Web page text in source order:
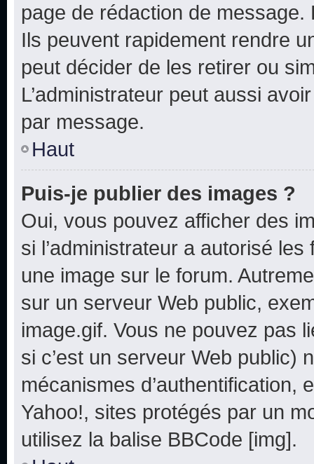
page de rédaction de
Ils peuvent rapidement rendre
peut décider de les retirer ou
L’administrateur peut aussi
par message.
Haut
Puis-je publier des images ?
Oui, vous pouvez afficher des
si l’administrateur a autorisé
une image sur le forum.
sur un serveur Web public,
image.gif. Vous ne pouvez pas
si c’est un serveur Web public)
mécanismes d’authentification,
Yahoo!, sites protégés par un
utilisez la balise BBCode [img].